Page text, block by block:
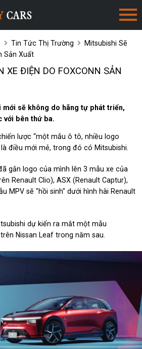
Tin Tức Thị Trường
Mitsubishi Sẽ
Sản Xuất
XE ĐIỆN DO FOXCONN SẢN
sẽ không do hãng tự phát triển,
với bên thứ ba.
lược “một mẫu ô tô, nhiều logo
điều mới mẻ, trong đó có Mitsubishi.
gắn logo của mình lên 3 mẫu xe của
Renault Clio), ASX (Renault Captur),
MPV sẽ "hồi sinh" dưới hình hài Renault
dự kiến ra mắt một mẫu
Nissan Leaf trong năm sau.